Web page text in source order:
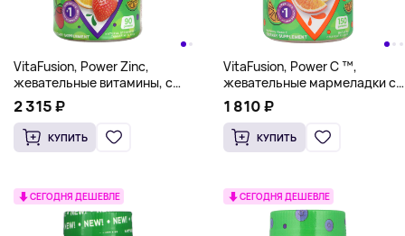
VitaFusion, Power Zinc,
жевательные витамины, с
натуральным вкусом
клубники и мандарина, 15 мг,
90 жевательных
мармеладок (5 мг в 1
2 315 ₽
КУПИТЬ
VitaFusion, Power C ™,
жевательные мармеладки с
витамином С высокой
эффективности,
натуральный апельсин, 150
жевательных таблеток
1 810 ₽
КУПИТЬ
СЕГОДНЯ ДЕШЕВЛЕ СЕГОДНЯ ДЕШЕВЛЕ